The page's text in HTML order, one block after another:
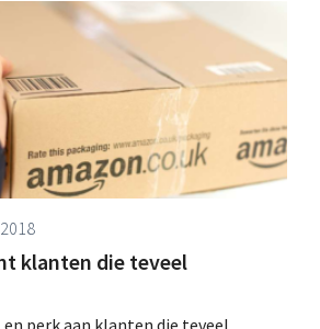
gelanceerde Belgische website
verduurzamen Het
richt zich specifiek tot al
wil kopen en verkopen.
2013...
klanten die teveel
perk aan klanten die teveel